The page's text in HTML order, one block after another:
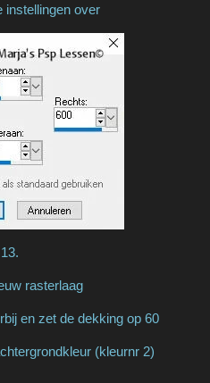
instellingen over
13.
rasterlaag
en zet de dekking op 60
(kleurnr 2)